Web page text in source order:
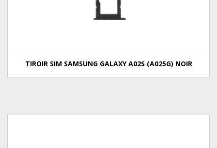
TIROIR SIM SAMSUNG GALAXY A02S (A025G) NOIR